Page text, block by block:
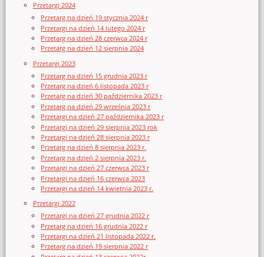
Przetargi 2024
Przetarg na dzień 19 stycznia 2024 r
Przetargi na dzień 14 lutego 2024 r
Przetarg na dzień 28 czerwca 2024 r
Przetarg na dzień 12 sierpnia 2024
Przetargi 2023
Przetarg na dzień 15 grudnia 2023 r
Przetarg na dzień 6 listopada 2023 r
Przetarg na dzień 30 października 2023 r
Przetarg na dzień 29 września 2023 r
Przetargi na dzień 27 października 2023 r
Przetargi na dzień 29 sierpnia 2023 rok
Przetargi na dzień 28 sierpnia 2023 r
Przetarg na dzień 8 sierpnia 2023 r.
Przetarg na dzień 2 sierpnia 2023 r.
Przetargi na dzień 27 czerwca 2023 r
Przetargi na dzień 16 czerwca 2023
Przetargi na dzień 14 kwietnia 2023 r.
Przetargi 2022
Przetargi na dzień 27 grudnia 2022 r
Przetarg na dzień 16 grudnia 2022 r
Przetargi na dzień 21 listopada 2022 r.
Przetarg na dzień 19 sierpnia 2022 r